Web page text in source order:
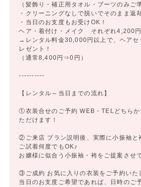
（髪飾り・補正用タオル・ブーツのみご
・クリーニングなしで脱いでそのまま返
・当日のお支度もお受けOK！
ヘア・着付け・メイク それぞれ4,200円
→レンタル料金30,000円以上で、ヘアセ
レゼント！
（通常8,400円⇒0円）
----------
【レンタル～当日までの流れ】
①衣装合せのご予約 WEB・TELどちらか
ただけます！
②ご来店 プラン説明後、実際に小振袖と
ご試着何度でもOK♪
お嬢様に似合う小振袖・袴をご提案させ
③ご成約 お気に入りの衣装をご予約いた
当日のお支度ご希望であれば、日時のご